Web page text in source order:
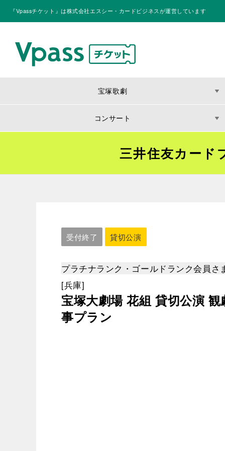
『Vpassチケット』は株式会社エスシー・カードビジネスが運営しています
宝塚歌劇
コンサート
三井住友カード
受付終了 貸切公演
プラチナランク・ゴールドランク会員さ
[兵庫]
宝塚大劇場 花組 貸切公演
事プラン